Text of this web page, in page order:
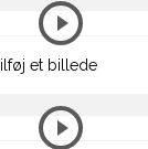
et billede